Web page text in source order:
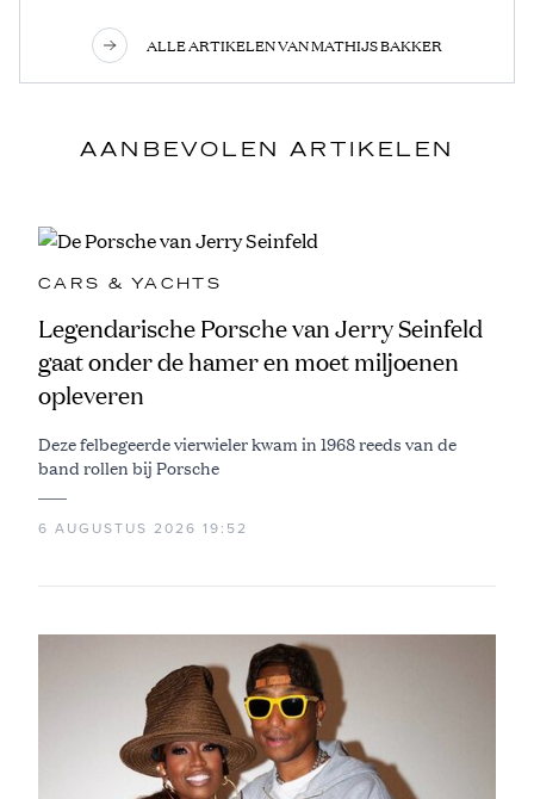
ALLE ARTIKELEN VAN MATHIJS BAKKER
AANBEVOLEN ARTIKELEN
CARS & YACHTS
Legendarische Porsche van Jerry Seinfeld
gaat onder de hamer en moet miljoenen
opleveren
Deze felbegeerde vierwieler kwam in 1968 reeds van de
band rollen bij Porsche
6 AUGUSTUS 2026 19:52